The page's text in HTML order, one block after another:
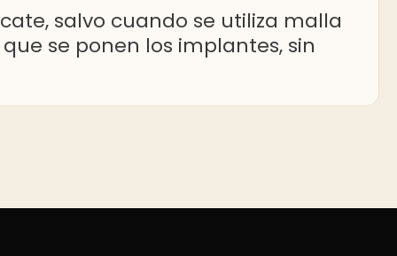
salvo cuando se utiliza malla
se ponen los implantes, sin